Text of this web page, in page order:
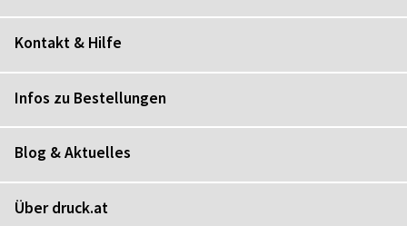
Kontakt & Hilfe
Infos zu Bestellungen
Blog & Aktuelles
Über druck.at